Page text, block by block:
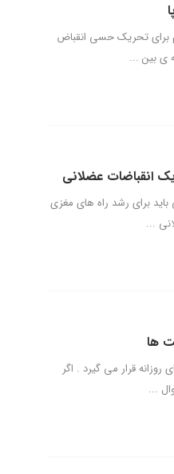
برای تحریک حسی انقباض
ی بین ...
انقباضات عضلانی
باید برای رشد راه های مغزی
...
ها
قرار می گیرد . اگر
...